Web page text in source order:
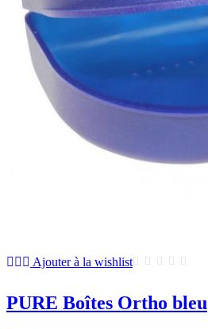
Ajouter à la wishlist
PURE Boîtes Ortho bleu